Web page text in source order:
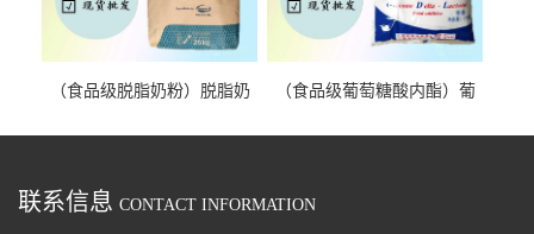
（食品级脱脂奶粉）脱脂奶
（食品级葡萄糖酸内酯）葡
联系信息 CONTACT INFORMATION